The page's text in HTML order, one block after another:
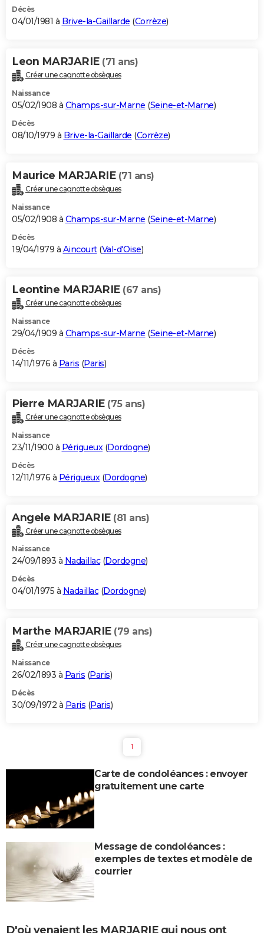
Décès
04/01/1981 à Brive-la-Gaillarde (Corrèze)
Leon MARJARIE (71 ans)
Créer une cagnotte obsèques
Naissance
05/02/1908 à Champs-sur-Marne (Seine-et-Marne)
Décès
08/10/1979 à Brive-la-Gaillarde (Corrèze)
Maurice MARJARIE (71 ans)
Créer une cagnotte obsèques
Naissance
05/02/1908 à Champs-sur-Marne (Seine-et-Marne)
Décès
19/04/1979 à Aincourt(Val-d'Oise)
Leontine MARJARIE (67 ans)
Créer une cagnotte obsèques
Naissance
29/04/1909 à Champs-sur-Marne (Seine-et-Marne)
Décès
14/11/1976 à Paris (Paris)
Pierre MARJARIE (75 ans)
Créer une cagnotte obsèques
Naissance
23/11/1900 à Périgueux (Dordogne)
Décès
12/11/1976 à Périgueux (Dordogne)
Angele MARJARIE (81 ans)
Créer une cagnotte obsèques
Naissance
24/09/1893 à Nadaillac(Dordogne)
Décès
04/01/1975 à Nadaillac(Dordogne)
Marthe MARJARIE (79 ans)
Créer une cagnotte obsèques
Naissance
26/02/1893 à Paris (Paris)
Décès
30/09/1972 à Paris (Paris)
1
Carte de condoléances : envoyer
gratuitement une carte
Message de condoléances :
exemples de textes et modèle de
courrier
D'où venaient les MARJARIE qui nous ont